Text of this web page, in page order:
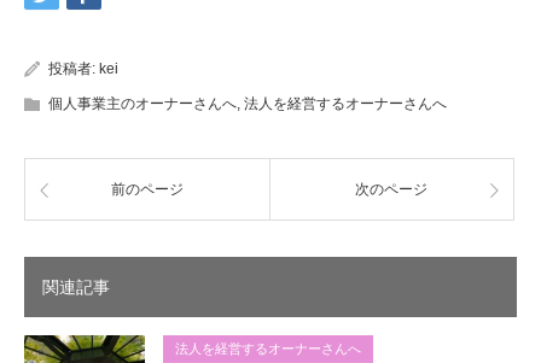
投稿者: kei
個人事業主のオーナーさんへ, 法人を経営するオーナーさんへ
前のページ 次のページ
関連記事
法人を経営するオーナーさんへ